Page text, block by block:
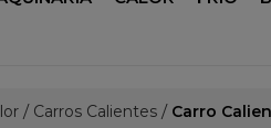
Carros Calientes Carro